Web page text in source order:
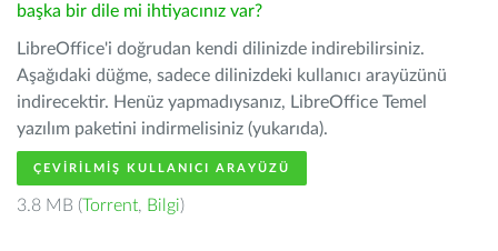
başka bir dile mi ihtiyacınız var?
LibreOffice'i doğrudan kendi dilinizde indirebilirsiniz.
Aşağıdaki düğme, sadece dilinizdeki kullanıcı arayüzünü
indirecektir. Henüz yapmadıysanız, LibreOffice Temel
yazılım paketini indirmelisiniz (yukarıda).
ÇEVIRILMIŞ KULLANICI ARAYÜZÜ
3.8 MB (Torrent, Bilgi)